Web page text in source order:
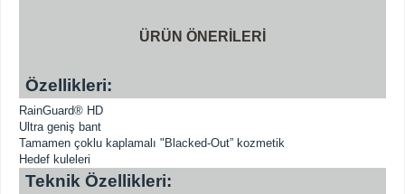
ÜRÜN ÖNERILERI
Özellikleri:
RainGuard® HD
Ultra geniş bant
Tamamen çoklu kaplamalı "Blacked-Out” kozmetik
Hedef kuleleri
Teknik Özellikleri: